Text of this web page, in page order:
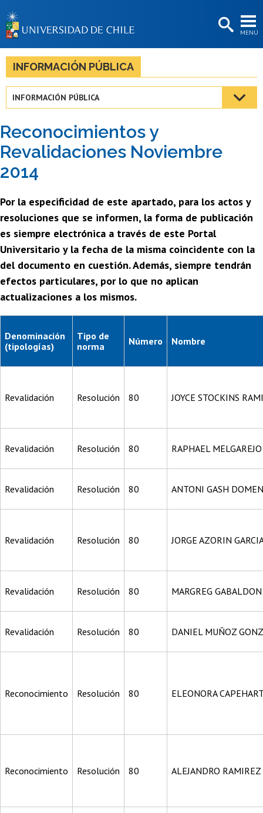
MENÚ
BIBLIOTECAS
LA UNIVERSIDAD
Estudiantes
Académicas/os
Funcionarias/os
INFORMACIÓN PÚBLICA
INFORMACIÓN PÚBLICA
Reconocimientos y
Revalidaciones Noviembre
2014
Por la especificidad de este apartado, para los actos y
resoluciones que se informen, la forma de publicación
es siempre electrónica a través de este Portal
Universitario y la fecha de la misma coincidente con la
del documento en cuestión. Además, siempre tendrán
efectos particulares, por lo que no aplican
actualizaciones a los mismos.
Denominación
(tipologías)
Tipo de
norma
Número Nombre
Revalidación Resolución 80 JOYCE STOCKINS
Revalidación Resolución 80 RAPHAEL
Revalidación Resolución 80 ANTONI GASH
Revalidación Resolución 80 JORGE AZORIN
Revalidación Resolución 80 MARGREG GABALDON
Revalidación Resolución 80 DANIEL MUÑOZ
Reconocimiento Resolución 80 ELEONORA
Reconocimiento Resolución 80 ALEJANDRO